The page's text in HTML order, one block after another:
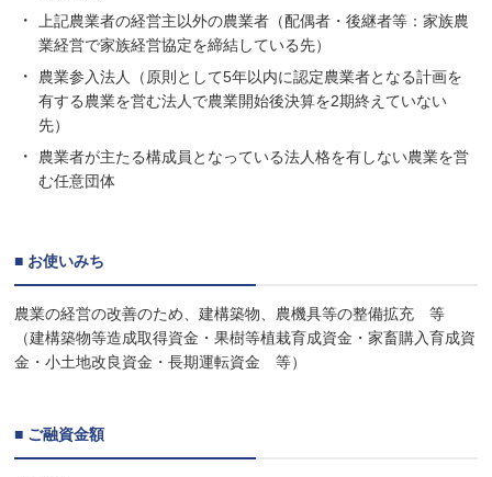
上記農業者の経営主以外の農業者（配偶者・後継者等：家族農
業経営で家族経営協定を締結している先）
農業参入法人（原則として5年以内に認定農業者となる計画を
有する農業を営む法人で農業開始後決算を2期終えていない
先）
農業者が主たる構成員となっている法人格を有しない農業を営
む任意団体
■ お使いみち
農業の経営の改善のため、建構築物、農機具等の整備拡充 等
（建構築物等造成取得資金・果樹等植栽育成資金・家畜購入育成資
金・小土地改良資金・長期運転資金 等）
■ ご融資金額